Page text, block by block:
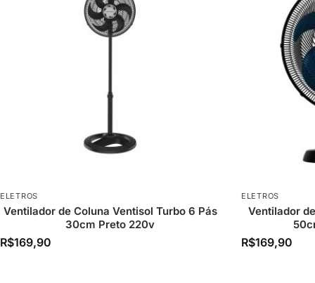
ELETROS
Ventilador de Coluna Ventisol Turbo 6 Pás
30cm Preto 220v
R$169,90
ELETROS
Ventilador
R$169,90